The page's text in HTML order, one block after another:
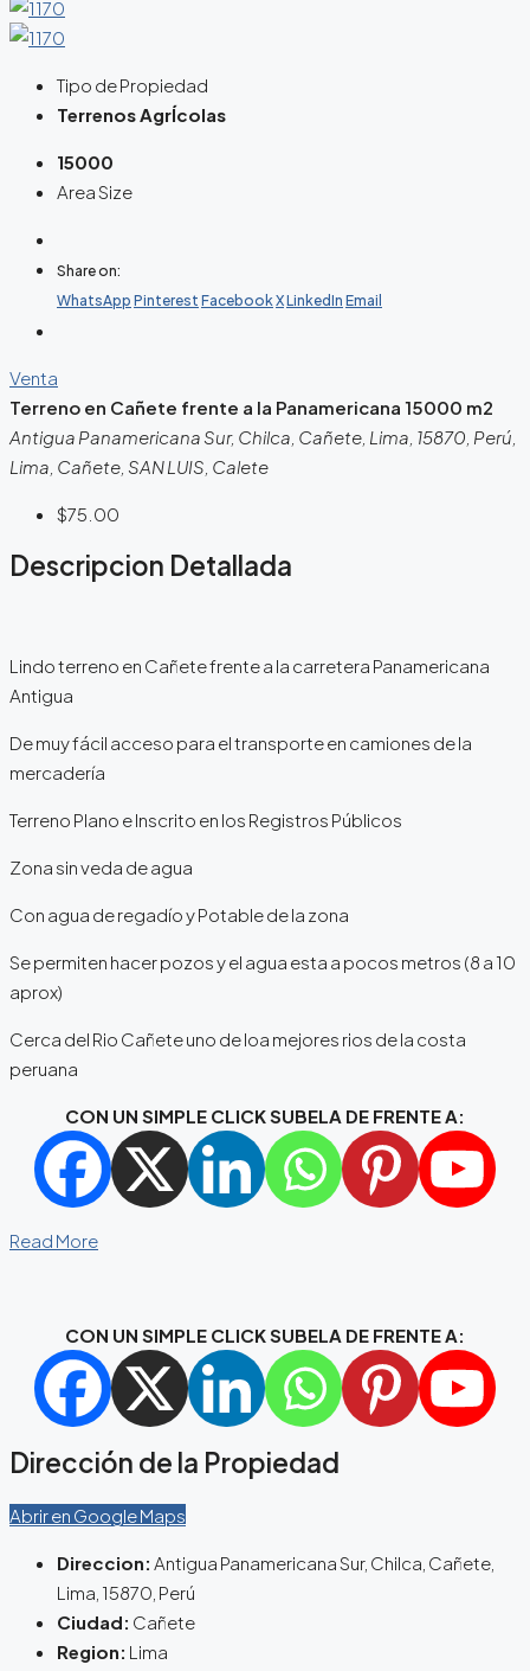
Tipo de Propiedad
Terrenos AgrÍcolas
15000
Area Size
Share on:
WhatsApp Pinterest FacebookXLinkedIn Email
Venta
Terreno en Cañete frente a la Panamericana 15000 m2
Antigua Panamericana Sur, Chilca, Cañete, Lima, 15870, Perú,
Lima, Cañete, SAN LUIS, Calete
$75.00
Descripcion Detallada
Lindo terreno en Cañete frente a la carretera Panamericana
Antigua
De muy fácil acceso para el transporte en camiones de la
mercadería
Terreno Plano e Inscrito en los Registros Públicos
Zona sin veda de agua
Con agua de regadío y Potable de la zona
Se permiten hacer pozos y el agua esta a pocos metros (8 a 10
aprox)
Cerca del Rio Cañete uno de loa mejores rios de la costa
peruana
CON UN SIMPLE CLICK SUBELA DE FRENTE A:
Read More
CON UN SIMPLE CLICK SUBELA DE FRENTE A:
Dirección de la Propiedad
Abrir en Google Maps
Direccion: Antigua Panamericana Sur, Chilca, Cañete,
Lima, 15870, Perú
Ciudad: Cañete
Region: Lima